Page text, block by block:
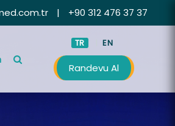
| +90 312 476 37 37
TR EN
Randevu Al